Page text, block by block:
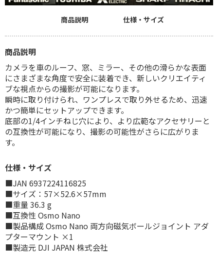
商品説明 仕様・サイズ
商品説明
カメラを車のルーフ、窓、ミラー、その他の滑らかな表面
にさまざまな角度で安全に装着でき、新しいクリエイティ
ブな視点からの撮影が可能になります。
瞬時に取り付けられ、ワンプレスで取り外せるため、迅速
かつ簡単にセットアップできます。
底部の1/4インチねじ穴により、より広範なアクセサリーと
の互換性が可能になり、撮影の可能性がさらに広がりま
す。
仕様・サイズ
■JAN 6937224116825
■サイズ：57×52.6×57mm
■重量 36.3 g
■互換性 Osmo Nano
■製品構成 Osmo Nano 両方向磁気ボールジョイント アダ
プターマウント ×1
■製造元 DJI JAPAN 株式会社